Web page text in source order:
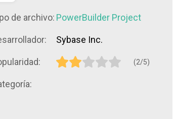
de archivo: PowerBuilder Project
Sybase Inc.
(2/5)